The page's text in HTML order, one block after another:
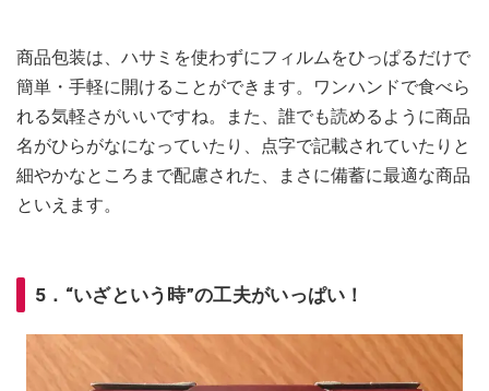
商品包装は、ハサミを使わずにフィルムをひっぱるだけで
簡単・手軽に開けることができます。ワンハンドで食べら
れる気軽さがいいですね。また、誰でも読めるように商品
名がひらがなになっていたり、点字で記載されていたりと
細やかなところまで配慮された、まさに備蓄に最適な商品
といえます。
5．“いざという時”の工夫がいっぱい！